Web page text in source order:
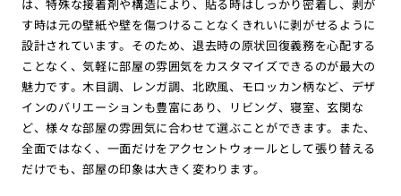
は、特殊な接着剤や構造により、貼る時はしっかり密着し、剥が
す時は元の壁紙や壁を傷つけることなくきれいに剥がせるように
設計されています。そのため、退去時の原状回復義務を心配する
ことなく、気軽に部屋の雰囲気をカスタマイズできるのが最大の
魅力です。木目調、レンガ調、北欧風、モロッカン柄など、デザ
インのバリエーションも豊富にあり、リビング、寝室、玄関な
ど、様々な部屋の雰囲気に合わせて選ぶことができます。また、
全面ではなく、一面だけをアクセントウォールとして張り替える
だけでも、部屋の印象は大きく変わります。